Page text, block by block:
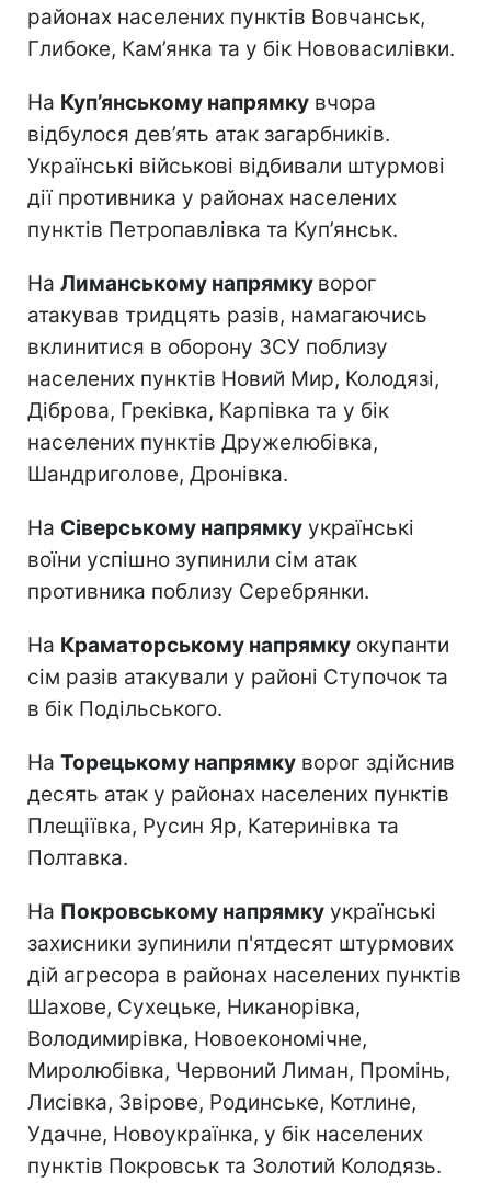
районах населених пунктів Вовчанськ,
Глибоке, Кам’янка та у бік Нововасилівки.
На Куп’янському напрямку вчора
відбулося дев’ять атак загарбників.
Українські військові відбивали штурмові
дії противника у районах населених
пунктів Петропавлівка та Куп’янськ.
На Лиманському напрямку ворог
атакував тридцять разів, намагаючись
вклинитися в оборону ЗСУ поблизу
населених пунктів Новий Мир, Колодязі,
Діброва, Греківка, Карпівка та у бік
населених пунктів Дружелюбівка,
Шандриголове, Дронівка.
На Сіверському напрямку українські
воїни успішно зупинили сім атак
противника поблизу Серебрянки.
На Краматорському напрямку окупанти
сім разів атакували у районі Ступочок та
в бік Подільського.
На Торецькому напрямку ворог здійснив
десять атак у районах населених пунктів
Плещіївка, Русин Яр, Катеринівка та
Полтавка.
На Покровському напрямку українські
захисники зупинили п'ятдесят штурмових
дій агресора в районах населених пунктів
Шахове, Сухецьке, Никанорівка,
Володимирівка, Новоекономічне,
Миролюбівка, Червоний Лиман, Промінь,
Лисівка, Звірове, Родинське, Котлине,
Удачне, Новоукраїнка, у бік населених
пунктів Покровськ та Золотий Колодязь.